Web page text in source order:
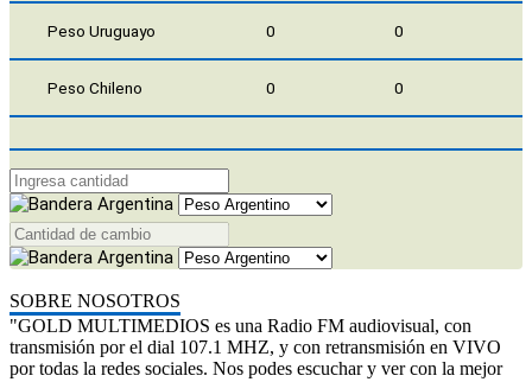
Peso Uruguayo 0 0
Peso Chileno 0 0
SOBRE NOSOTROS
"GOLD MULTIMEDIOS es una Radio FM audiovisual, con
transmisión por el dial 107.1 MHZ, y con retransmisión en VIVO
por todas la redes sociales. Nos podes escuchar y ver con la mejor